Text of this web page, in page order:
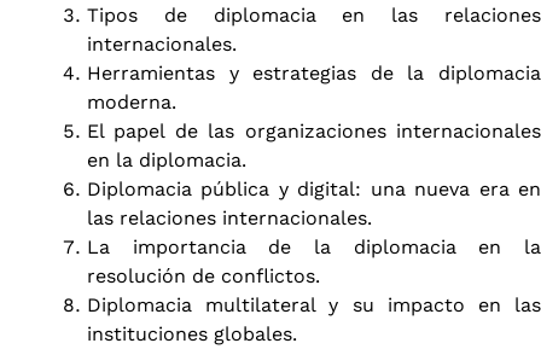
Tipos de diplomacia en las relaciones
internacionales.
Herramientas y estrategias de la diplomacia
moderna.
El papel de las organizaciones internacionales
en la diplomacia.
Diplomacia pública y digital: una nueva era en
las relaciones internacionales.
La importancia de la diplomacia en la
resolución de conflictos.
Diplomacia multilateral y su impacto en las
instituciones globales.